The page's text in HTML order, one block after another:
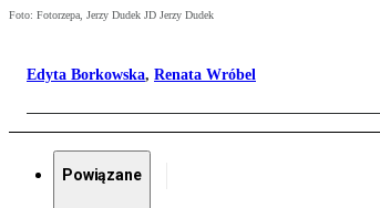
Foto: Fotorzepa, Jerzy Dudek JD Jerzy Dudek
Edyta Borkowska, Renata Wróbel
Powiązane